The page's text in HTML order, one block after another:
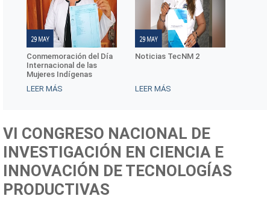
Noticias TecNM 2
LEER MÁS
Noticias TecNM 3
LEER MÁS
VI CONGRESO NACIONAL DE
INVESTIGACIÓN EN CIENCIA E
INNOVACIÓN DE TECNOLOGÍAS
PRODUCTIVAS